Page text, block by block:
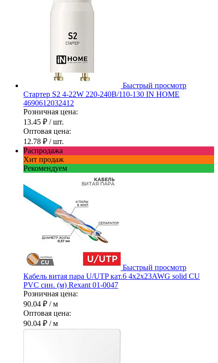
Быстрый просмотр
Стартер S2 4-22W 220-240В/110-130 IN HOME
4690612032412
Розничная цена:
13.45 ₽ / шт.
Оптовая цена:
12.78 ₽ / шт.
Распродажа
Хит продаж
Рекомендуем
Быстрый просмотр
Кабель витая пара U/UTP кат.6 4х2х23AWG solid CU
PVC син. (м) Rexant 01-0047
Розничная цена:
90.04 ₽ / м
Оптовая цена:
90.04 ₽ / м